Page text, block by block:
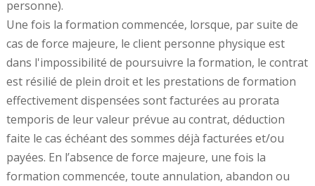
personne).
Une fois la formation commencée, lorsque, par suite de
cas de force majeure, le client personne physique est
dans l'impossibilité de poursuivre la formation, le contrat
est résilié de plein droit et les prestations de formation
effectivement dispensées sont facturées au prorata
temporis de leur valeur prévue au contrat, déduction
faite le cas échéant des sommes déjà facturées et/ou
payées. En l’absence de force majeure, une fois la
formation commencée, toute annulation, abandon ou